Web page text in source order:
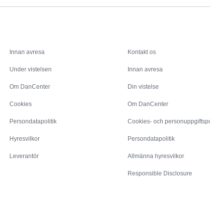
Innan avresa
Under vistelsen
Om DanCenter
Cookies
Persondatapolitik
Hyresvilkor
Leverantör
Kontakt os
Innan avresa
Din vistelse
Om DanCenter
Cookies- och
Persondatapolitik
Allmänna hyresvilkor
Responsible Disclosure